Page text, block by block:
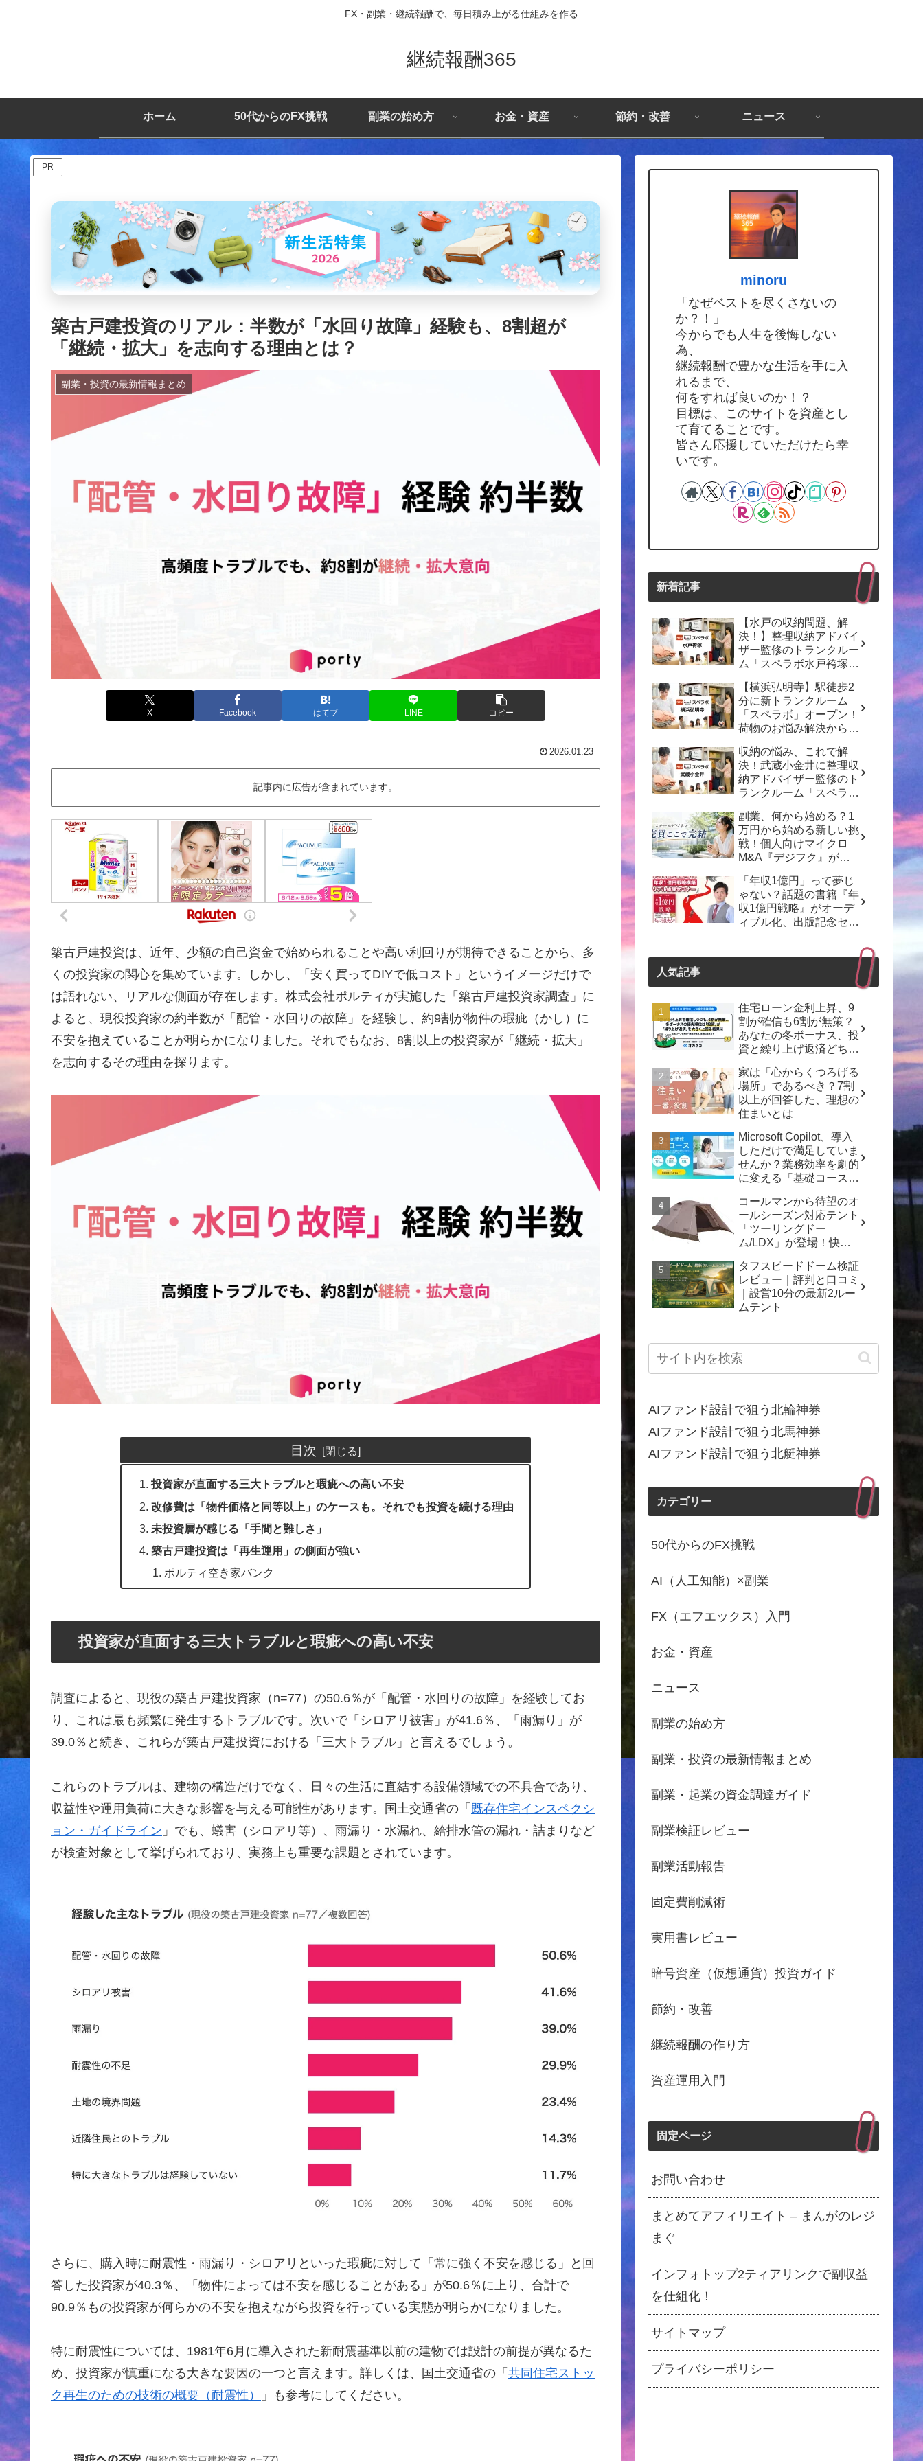
FX・副業・継続報酬で、毎日積み上がる仕組みを作る
継続報酬365
ホーム 50代からのFX挑戦 副業の始め方 お金・資産 節約・改善 ニュース
PR
築古戸建投資のリアル：半数が「水回り故障」経験も、8割超が
「継続・拡大」を志向する理由とは？
副業・投資の最新情報まとめ
X Facebook はてブ LINE コピー
2026.01.23
記事内に広告が含まれています。
築古戸建投資は、近年、少額の自己資金で始められることや高い利回りが期待できることから、多
くの投資家の関心を集めています。しかし、「安く買ってDIYで低コスト」というイメージだけで
は語れない、リアルな側面が存在します。株式会社ポルティが実施した「築古戸建投資家調査」に
よると、現役投資家の約半数が「配管・水回りの故障」を経験し、約9割が物件の瑕疵（かし）に
不安を抱えていることが明らかになりました。それでもなお、8割以上の投資家が「継続・拡大」
を志向するその理由を探ります。
目次
投資家が直面する三大トラブルと瑕疵への高い不安
改修費は「物件価格と同等以上」のケースも。それでも投資を続ける理由
未投資層が感じる「手間と難しさ」
築古戸建投資は「再生運用」の側面が強い
ポルティ空き家バンク
投資家が直面する三大トラブルと瑕疵への高い不安
調査によると、現役の築古戸建投資家（n=77）の50.6％が「配管・水回りの故障」を経験してお
り、これは最も頻繁に発生するトラブルです。次いで「シロアリ被害」が41.6％、「雨漏り」が
39.0％と続き、これらが築古戸建投資における「三大トラブル」と言えるでしょう。
これらのトラブルは、建物の構造だけでなく、日々の生活に直結する設備領域での不具合であり、
収益性や運用負荷に大きな影響を与える可能性があります。国土交通省の「 既存住宅インスペクシ
ョン・ガイドライン 」でも、蟻害（シロアリ等）、雨漏り・水漏れ、給排水管の漏れ・詰まりなど
が検査対象として挙げられており、実務上も重要な課題とされています。
さらに、購入時に耐震性・雨漏り・シロアリといった瑕疵に対して「常に強く不安を感じる」と回
答した投資家が40.3％、「物件によっては不安を感じることがある」が50.6％に上り、合計で
90.9％もの投資家が何らかの不安を抱えながら投資を行っている実態が明らかになりました。
特に耐震性については、1981年6月に導入された新耐震基準以前の建物では設計の前提が異なるた
め、投資家が慎重になる大きな要因の一つと言えます。詳しくは、国土交通省の「 共同住宅ストッ
ク再生のための技術の概要（耐震性）
」も参考にしてください。
minoru
「なぜベストを尽くさないの
か？！」
今からでも人生を後悔しない
為、
継続報酬で豊かな生活を手に入
れるまで、
何をすれば良いのか！？
目標は、このサイトを資産とし
て育てることです。
皆さん応援していただけたら幸
いです。
新着記事
【水戸の収納問題、解
決！】整理収納アドバイ
ザー監修のトランクルー
ム「スペラボ水戸袴塚
【横浜弘明寺】駅徒歩2
分に新トランクルーム
「スペラボ」オープン！
荷物のお悩み解決から賢
収納の悩み、これで解
決！武蔵小金井に整理収
納アドバイザー監修のト
ランクルーム「スペラ
副業、何から始める？1
万円から始める新しい挑
戦！個人向けマイクロ
M&A『デジフク』が正
「年収1億円」って夢じ
ゃない？話題の書籍『年
収1億円戦略』がオーデ
ィブル化、出版記念セミ
人気記事
住宅ローン金利上昇、9
割が確信も6割が無策？
あなたの冬ボーナス、投
資と繰り上げ返済どちら
家は「心からくつろげる
場所」であるべき？7割
以上が回答した、理想の
住まいとは
Microsoft Copilot、導入
しただけで満足していま
せんか？業務効率を劇的
に変える「基礎コース」
よう！
コールマンから待望のオ
ールシーズン対応テント
「ツーリングドー
ム/LDX」が登場！快適
もう
タフスピードドーム検証
レビュー｜評判と口コミ
｜設営10分の最新2ルー
ムテント
AIファンド設計で狙う北輪神券
AIファンド設計で狙う北馬神券
AIファンド設計で狙う北艇神券
カテゴリー
50代からのFX挑戦
AI（人工知能）×副業
FX（エフエックス）入門
お金・資産
ニュース
副業の始め方
副業・投資の最新情報まとめ
副業・起業の資金調達ガイド
副業検証レビュー
副業活動報告
固定費削減術
実用書レビュー
暗号資産（仮想通貨）投資ガイド
節約・改善
継続報酬の作り方
資産運用入門
固定ページ
お問い合わせ
まとめてアフィリエイト – まんがのレジ
まぐ
インフォトップ2ティアリンクで副収益
を仕組化！
サイトマップ
プライバシーポリシー